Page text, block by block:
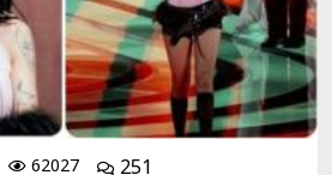
62027
251